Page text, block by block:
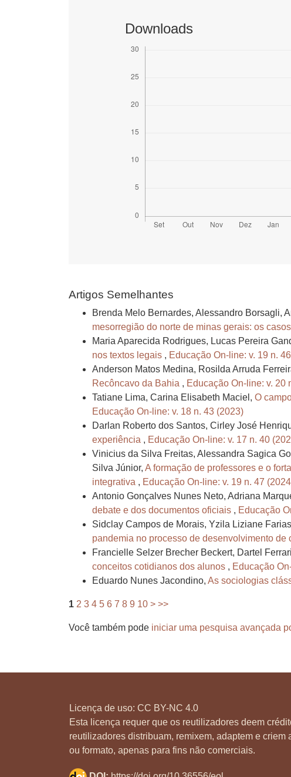
Downloads
Artigos Semelhantes
Brenda Melo Bernardes, Alessandro Borsagli,
mesorregião do norte de minas gerais: os
Maria Aparecida Rodrigues, Lucas Pereira
nos textos legais , Educação On-line: v. 19 n.
Anderson Matos Medina, Rosilda Arruda
Recôncavo da Bahia , Educação On-line: v. 20
Tatiane Lima, Carina Elisabeth Maciel, O
Educação On-line: v. 18 n. 43 (2023)
Darlan Roberto dos Santos, Cirley José
experiência , Educação On-line: v. 17 n. 40
Vinicius da Silva Freitas, Alessandra Sagica
Silva Júnior, A formação de professores e o
integrativa , Educação On-line: v. 19 n. 47
Antonio Gonçalves Nunes Neto, Adriana
debate e dos documentos oficiais , Educação
Sidclay Campos de Morais, Yzila Liziane
pandemia no processo de desenvolvimento de
Francielle Selzer Brecher Beckert, Dartel
conceitos cotidianos dos alunos , Educação
Eduardo Nunes Jacondino, As sociologias
1 2 3 4 5 6 7 8 9 10 > >>
Você também pode iniciar uma pesquisa avançada
Licença de uso: CC BY-NC 4.0
Esta licença requer que os reutilizadores deem
reutilizadores distribuam, remixem, adaptem e
ou formato, apenas para fins não comerciais.